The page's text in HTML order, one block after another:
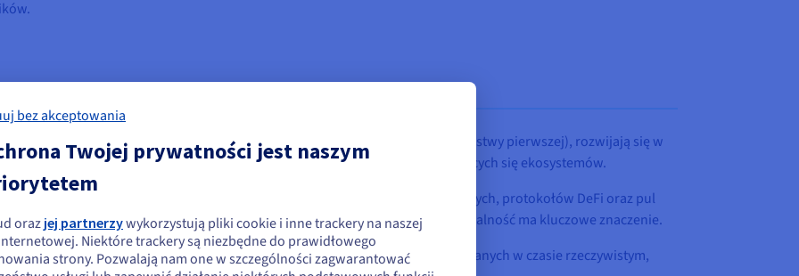
Stack i należący do ekosystemu Ethereum L2) oraz Solana (szybka sieć warstwy pierwszej), rozwijają się w
takie jak Mizar obsługiwały te sieci i wykorzystywały potencjał rozwijających się ekosystemów.
Mizar zapewnia użytkownikom dostęp do szerszej gamy par kryptowalutowych, protokołów DeFi oraz pul
z możliwości oferowanych przez różne sieci blockchain, taka funkcjonalność ma kluczowe znaczenie.
Base mainnet oraz dedykowany węzeł RPC Solana, aby umożliwić analizę danych w czasie rzeczywistym,
się, że znajdujesz się w Stany
bez akceptowania
Twojej prywatności jest naszym
oraz jej partnerzywykorzystują pliki cookie i inne trackery na naszej
Niektóre trackery są niezbędne do prawidłowego
strony. Pozwalają nam one w szczególności zagwarantować